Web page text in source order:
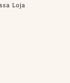
Loja